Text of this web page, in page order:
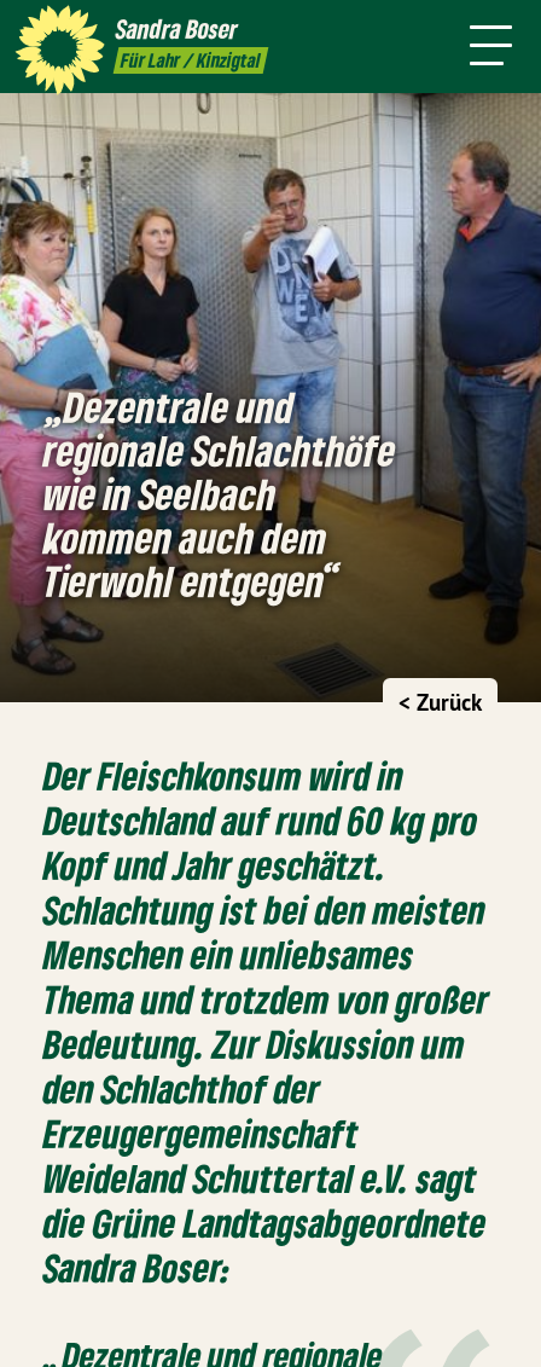
SandraBoser
Für Lahr / Kinzigtal
Presse Kontakt Termine
mich
„Dezentrale und
regionale Schlachthöfe
wie in Seelbach
kommen auch dem
Tierwohl entgegen“
< Zurück
Der Fleischkonsum wird in
Deutschland auf rund 60 kg pro
Kopf und Jahr geschätzt.
Schlachtung ist bei den meisten
Menschen ein unliebsames
Thema und trotzdem von großer
Bedeutung. Zur Diskussion um
den Schlachthof der
Erzeugergemeinschaft
Weideland Schuttertal e.V. sagt
die Grüne Landtagsabgeordnete
Sandra Boser:
„ Dezentrale und regionale